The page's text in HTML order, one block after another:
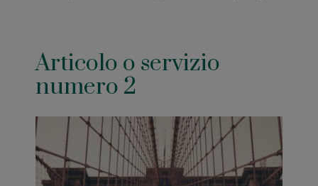
Articolo o servizio
numero 2